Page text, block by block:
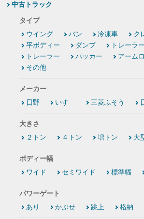
中古トラック
タイプ
ウイング
バン 冷凍車
ク
平ボディー
ダンプ
トレーラ
トレーラー
パッカー アーム
その他
メーカー
日野
いすゞ 三菱ふそう
大きさ
２トン
４トン 増トン 大
ボディー幅
ワイド
セミワイド 標準幅
パワーゲート
あり
かぶせ 跳上 格納